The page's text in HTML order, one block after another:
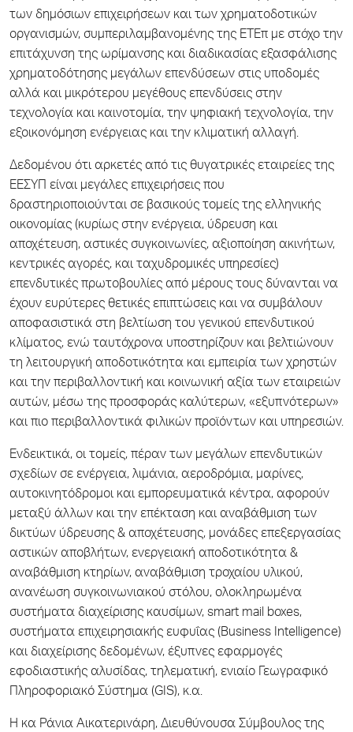
των δημόσιων επιχειρήσεων και των χρηματοδοτικών
οργανισμών, συμπεριλαμβανομένης της ΕΤΕπ με στόχο την
επιτάχυνση της ωρίμανσης και διαδικασίας εξασφάλισης
χρηματοδότησης μεγάλων επενδύσεων στις υποδομές
αλλά και μικρότερου μεγέθους επενδύσεις στην
τεχνολογία και καινοτομία, την ψηφιακή τεχνολογία, την
εξοικονόμηση ενέργειας και την κλιματική αλλαγή.
Δεδομένου ότι αρκετές από τις θυγατρικές εταιρείες της
ΕΕΣΥΠ είναι μεγάλες επιχειρήσεις που
δραστηριοποιούνται σε βασικούς τομείς της ελληνικής
οικονομίας (κυρίως στην ενέργεια, ύδρευση και
αποχέτευση, αστικές συγκοινωνίες, αξιοποίηση ακινήτων,
κεντρικές αγορές, και ταχυδρομικές υπηρεσίες)
επενδυτικές πρωτοβουλίες από μέρους τους δύνανται να
έχουν ευρύτερες θετικές επιπτώσεις και να συμβάλουν
αποφασιστικά στη βελτίωση του γενικού επενδυτικού
κλίματος, ενώ ταυτόχρονα υποστηρίζουν και βελτιώνουν
τη λειτουργική αποδοτικότητα και εμπειρία των χρηστών
και την περιβαλλοντική και κοινωνική αξία των εταιρειών
αυτών, μέσω της προσφοράς καλύτερων, «εξυπνότερων»
και πιο περιβαλλοντικά φιλικών προϊόντων και υπηρεσιών.
Ενδεικτικά, οι τομείς, πέραν των μεγάλων επενδυτικών
σχεδίων σε ενέργεια, λιμάνια, αεροδρόμια, μαρίνες,
αυτοκινητόδρομοι και εμπορευματικά κέντρα, αφορούν
μεταξύ άλλων και την επέκταση και αναβάθμιση των
δικτύων ύδρευσης & αποχέτευσης, μονάδες επεξεργασίας
αστικών αποβλήτων, ενεργειακή αποδοτικότητα &
αναβάθμιση κτηρίων, αναβάθμιση τροχαίου υλικού,
ανανέωση συγκοινωνιακού στόλου, ολοκληρωμένα
συστήματα διαχείρισης καυσίμων, smart mail boxes,
συστήματα επιχειρησιακής ευφυΐας (Business Intelligence)
και διαχείρισης δεδομένων, έξυπνες εφαρμογές
εφοδιαστικής αλυσίδας, τηλεματική, ενιαίο Γεωγραφικό
Πληροφοριακό Σύστημα (GIS), κ.α.
Η κα Ράνια Αικατερινάρη, Διευθύνουσα Σύμβουλος της